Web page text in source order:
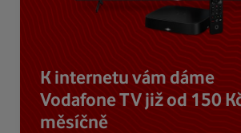
K internetu vám dáme
Vodafone TV již od 150
měsíčně